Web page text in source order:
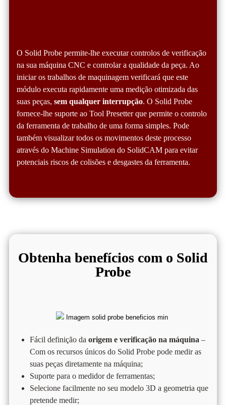
O Solid Probe permite-lhe executar controlos de verificação
na sua máquina CNC e controlar a qualidade da peça. Ao
iniciar os trabalhos de maquinagem verificará que este
módulo executa rapidamente uma medição otimizada das
suas peças, sem qualquer interrupção. O Solid Probe
fornece-lhe suporte ao Tool Presetter que permite o controlo
da ferramenta de trabalho de uma forma simples. Pode
também visualizar todos os movimentos deste processo
através do Machine Simulation do SolidCAM para evitar
potenciais riscos de colisões e desgastes da ferramenta.
Obtenha benefícios com o Solid
Probe​
Fácil definição da origem e verificação na máquina –
Com os recursos únicos do Solid Probe pode medir as
suas peças diretamente na máquina;
Suporte para o medidor de ferramentas;
Selecione facilmente no seu modelo 3D a geometria que
pretende medir;